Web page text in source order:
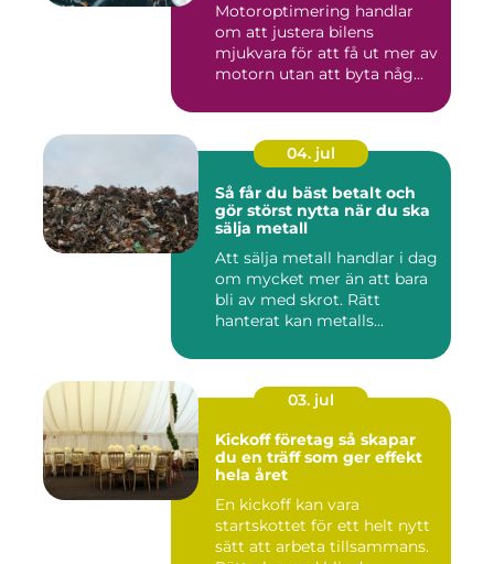
Motoroptimering handlar
om att justera bilens
mjukvara för att få ut mer av
motorn utan att byta någ...
04. jul
Så får du bäst betalt och
gör störst nytta när du ska
sälja metall
Att sälja metall handlar i dag
om mycket mer än att bara
bli av med skrot. Rätt
hanterat kan metalls...
03. jul
Kickoff företag så skapar
du en träff som ger effekt
hela året
En kickoff kan vara
startskottet för ett helt nytt
sätt att arbeta tillsammans.